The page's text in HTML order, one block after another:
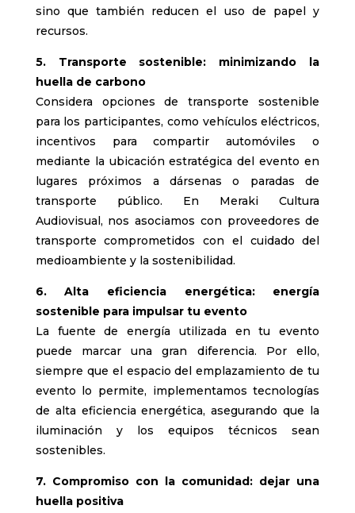
sino que también reducen el uso de papel y
recursos.
5. Transporte sostenible: minimizando la
huella de carbono
Considera opciones de transporte sostenible
para los participantes, como vehículos eléctricos,
incentivos para compartir automóviles o
mediante la ubicación estratégica del evento en
lugares próximos a dársenas o paradas de
transporte público. En Meraki Cultura
Audiovisual, nos asociamos con proveedores de
transporte comprometidos con el cuidado del
medioambiente y la sostenibilidad.
6. Alta eficiencia energética: energía
sostenible para impulsar tu evento
La fuente de energía utilizada en tu evento
puede marcar una gran diferencia. Por ello,
siempre que el espacio del emplazamiento de tu
evento lo permite, implementamos tecnologías
de alta eficiencia energética, asegurando que la
iluminación y los equipos técnicos sean
sostenibles.
7. Compromiso con la comunidad: dejar una
huella positiva